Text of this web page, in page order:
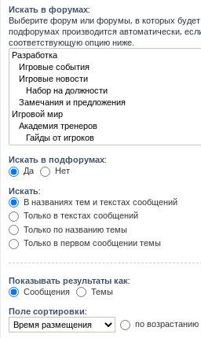
Искать в форумах:
Выберите форум или форумы, в которых будет
подфорумах производится автоматически,
соответствующую опцию ниже.
Искать в подфорумах:
Да
Нет
Искать:
В названиях тем и текстах сообщений
Только в текстах сообщений
Только по названию темы
Только в первом сообщении темы
Показывать результаты как:
Сообщения
Темы
Поле сортировки:
по возрастанию